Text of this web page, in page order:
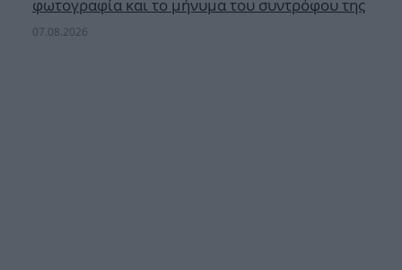
φωτογραφία και το μήνυμα του συντρόφου της
07.08.2026